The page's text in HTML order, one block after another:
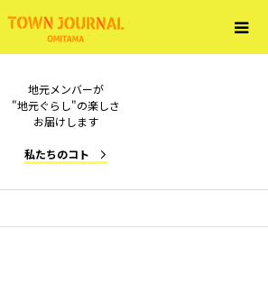
地元メンバーが
"地元ぐらし"の楽しさ
お届けします
私たちのコト